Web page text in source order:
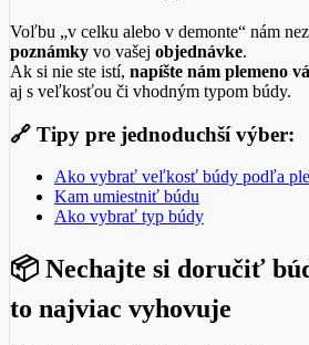
Voľbu „v celku alebo v demonte“ nám
poznámky vo vašej objednávke.
Ak si nie ste istí, napíšte nám plemeno
aj s veľkosťou či vhodným typom búdy.
🔗 Tipy pre jednoduchší výber:
Ako vybrať veľkosť búdy podľa
Kam umiestniť búdu
Ako vybrať typ búdy
📦 Nechajte si doručiť
to najviac vyhovuje